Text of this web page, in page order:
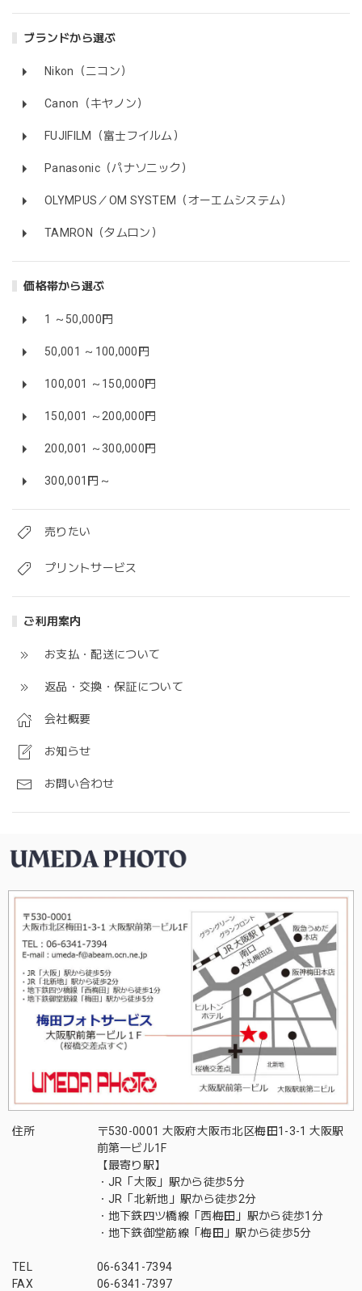
ブランドから選ぶ
Nikon（ニコン）
Canon（キヤノン）
FUJIFILM（富士フイルム）
Panasonic（パナソニック）
OLYMPUS／OM SYSTEM（オーエムシステム）
TAMRON（タムロン）
価格帯から選ぶ
1 ～50,000円
50,001 ～100,000円
100,001 ～150,000円
150,001 ～200,000円
200,001 ～300,000円
300,001円～
売りたい
プリントサービス
ご利用案内
お支払・配送について
返品・交換・保証について
会社概要
お知らせ
お問い合わせ
住所
〒530-0001 大阪府大阪市北区梅田1-3-1 大阪駅
前第一ビル1F
【最寄り駅】
・JR「大阪」駅から徒歩5分
・JR「北新地」駅から徒歩2分
・地下鉄四ツ橋線「西梅田」駅から徒歩1分
・地下鉄御堂筋線「梅田」駅から徒歩5分
TEL
06-6341-7394
FAX
06-6341-7397